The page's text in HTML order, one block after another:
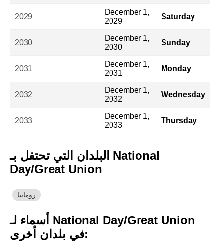
2029
December 1,
2029
Saturday
2030
December 1,
2030
Sunday
2031
December 1,
2031
Monday
2032
December 1,
2032
Wednesday
2033
December 1,
2033
Thursday
البلدان التي تحتفل بـ National
Day/Great Union
رومانيا
أسماء لـ National Day/Great Union
في بلدان أخرى: